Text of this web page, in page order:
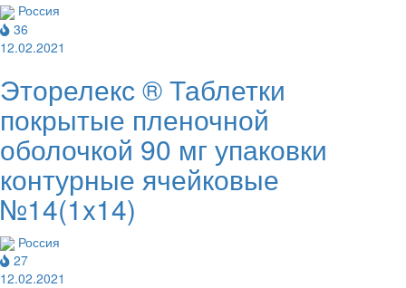
Россия
36
12.02.2021
Эторелекс ® Таблетки
покрытые пленочной
оболочкой 90 мг упаковки
контурные ячейковые
№14(1x14)
Россия
27
12.02.2021